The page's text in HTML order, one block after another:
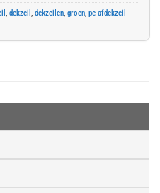
dekzeil dekzeilen groen pe afdekzeil